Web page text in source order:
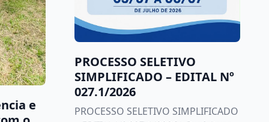
e
PROCESSO SELETIVO
SIMPLIFICADO – EDITAL Nº
027.1/2026
PROCESSO SELETIVO SIMPLIFICADO